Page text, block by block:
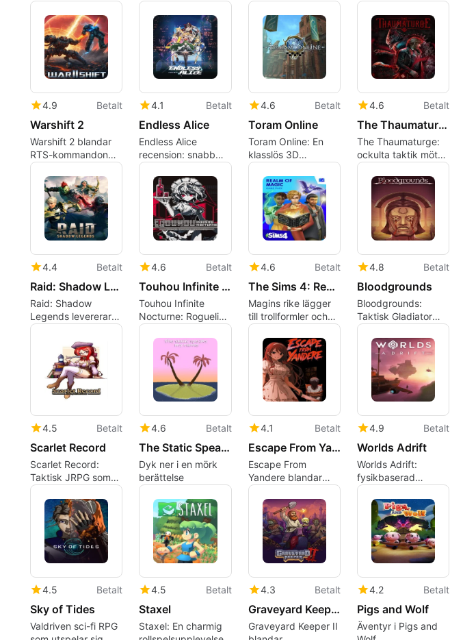
banbyggande
dinosaurietämjande
med förgrenad
romantik
surrealistisk
atmosfärisk RPG-
resa
himmelspirater
möter kosmisk fara
4.9 Betalt
Warshift 2
Warshift 2 blandar
RTS-kommandon
med tredje persons
strid i sci-fi-
krigföring
4.1 Betalt
Endless Alice
Endless Alice
recension: snabb
roguelite co-op med
anime stil
4.6 Betalt
Toram Online
Toram Online: En
klasslös 3D
MMORPG byggd för
långsiktiga byggare
4.6 Betalt
The Thaumaturge
The Thaumaturge:
ockulta taktik möter
1905 Warszawa
berättande
4.4 Betalt
Raid: Shadow Legends
Raid: Shadow
Legends levererar
djup hjältesamling
strid på PC
4.6 Betalt
Touhou Infinite Nocturne
Touhou Infinite
Nocturne: Roguelike
Taktisk RPG i
Gensokyos Mörker
4.6 Betalt
The Sims 4: Realm of Magic
Magins rike lägger
till trollformler och
fördelar till The Sims
4.8 Betalt
Bloodgrounds
Bloodgrounds:
Taktisk Gladiator
RPG med Ludus
Hantering och
Roguelite Insatser
4.5 Betalt
Scarlet Record
Scarlet Record:
Taktisk JRPG som
utspelar sig i Stora
Bibliotekets
universum
4.6 Betalt
The Static Speaks My Name
Dyk ner i en mörk
berättelse
4.1 Betalt
Escape From Yandere
Escape From
Yandere blandar
röstdriven skräck
med spännande
relationsspel
4.9 Betalt
Worlds Adrift
Worlds Adrift:
fysikbaserad
sandbox MMO av
spelarbuilt skyships
4.5 Betalt
Sky of Tides
Valdriven sci-fi RPG
4.5 Betalt
Staxel
Staxel: En charmig
4.3 Betalt
Graveyard Keeper II
Graveyard Keeper II
4.2 Betalt
Pigs and Wolf
Äventyr i Pigs and